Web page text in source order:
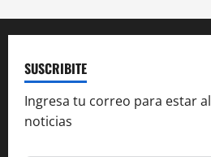
SUSCRIBITE
Ingresa tu correo para estar
noticias